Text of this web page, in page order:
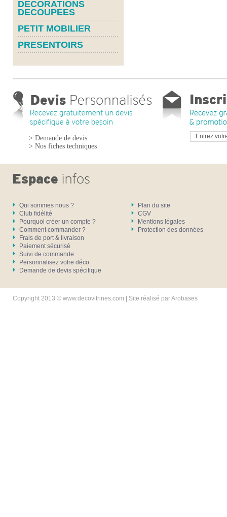
DECORATIONS
DECOUPEES
PETIT MOBILIER
PRESENTOIRS
> Demande de devis
> Nos fiches techniques
Qui sommes nous ?
Club fidélité
Pourquoi créer un compte ?
Comment commander ?
Frais de port & livraison
Paiement sécurisé
Suivi de commande
Personnalisez votre déco
Demande de devis spécifique
Plan du site
CGV
Mentions légales
Protection des données
Copyright 2013 © www.decovitrines.com | Site réalisé parArobases